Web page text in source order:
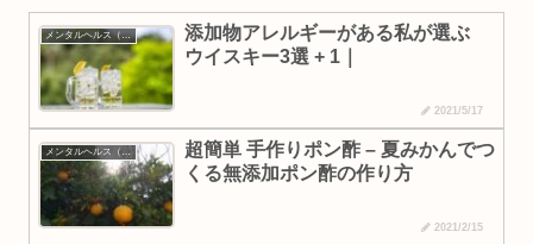
メンタルヘルス（生活習慣・食べ物）
添加物アレルギーがある私が選ぶ
ウイスキー3選 + 1｜
2021/5/17
メンタルヘルス（生活習慣・食べ物）
超簡単 手作りポン酢 – 夏みかんでつ
くる無添加ポン酢の作り方
2021/2/15